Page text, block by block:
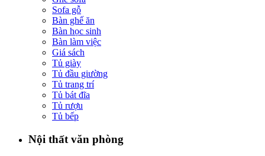
Sofa gỗ
Bàn ghế ăn
Bàn học sinh
Bàn làm việc
Giá sách
Tủ giày
Tủ đầu giường
Tủ trang trí
Tủ bát đĩa
Tủ rượu
Tủ bếp
Nội thất văn phòng